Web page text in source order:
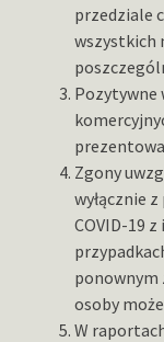
przedziale
wszystkich
Pozytywne
Zgony
wyłącznie
COVID-19
ponownym
osoby
W